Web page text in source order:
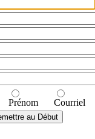
Prénom Courriel